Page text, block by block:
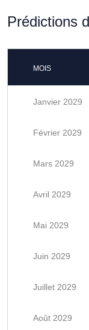
Prédictions
MOIS
Janvier 2029
Février 2029
Mars 2029
Avril 2029
Mai 2029
Juin 2029
Juillet 2029
Août 2029